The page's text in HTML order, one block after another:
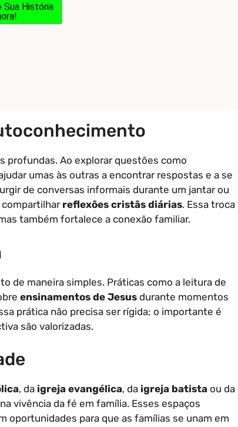
Sua História
profundas. Ao explorar questões como
umas às outras a encontrar respostas e a se
de conversas informais durante um jantar ou
compartilhar reflexões cristãs diárias. Essa troca
também fortalece a conexão familiar.
de maneira simples. Práticas como a leitura de
ensinamentos de Jesus durante momentos
prática não precisa ser rígida; o importante é
são valorizadas.
, da igreja evangélica, da igreja batista ou da
vivência da fé em família. Esses espaços
oportunidades para que as famílias se unam em